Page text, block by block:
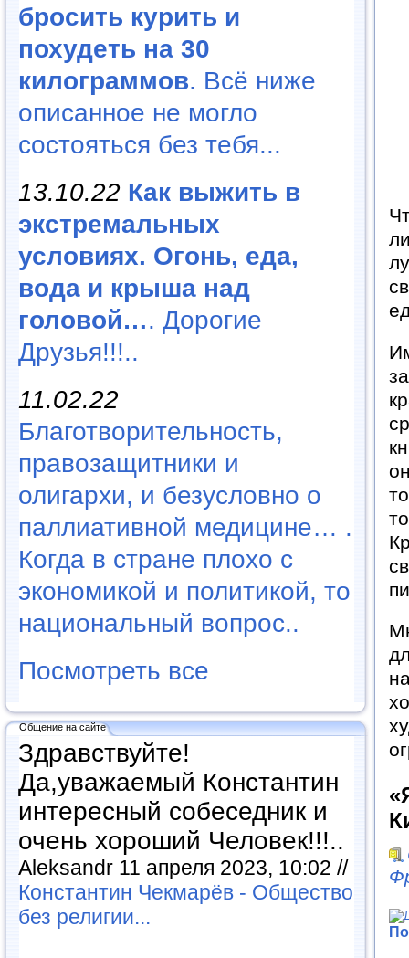
бросить курить и
похудеть на 30
килограммов. Всё ниже
описанное не могло
состояться без тебя...
13.10.22 Как выжить в
экстремальных
условиях. Огонь, еда,
вода и крыша над
головой…. Дорогие
Друзья!!!..
11.02.22
Благотворительность,
правозащитники и
олигархи, и безусловно о
паллиативной медицине… .
Когда в стране плохо с
экономикой и политикой, то
национальный вопрос..
Посмотреть все
Общение на сайте
Здравствуйте!
Да,уважаемый Константин
интересный собеседник и
очень хороший Человек!!!..
Aleksandr 11 апреля 2023, 10:02 //
Константин Чекмарёв - Общество
без религии...